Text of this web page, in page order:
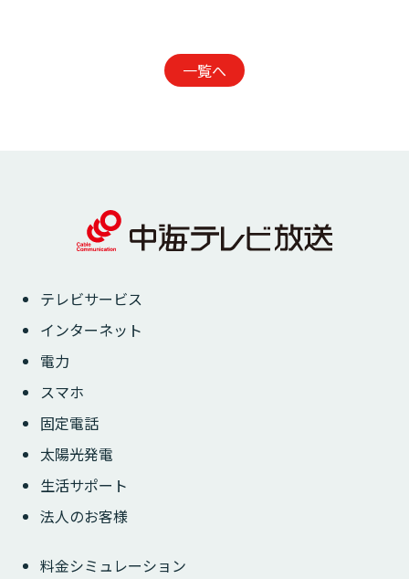
一覧へ
テレビサービス
インターネット
電力
スマホ
固定電話
太陽光発電
生活サポート
法人のお客様
料金シミュレーション